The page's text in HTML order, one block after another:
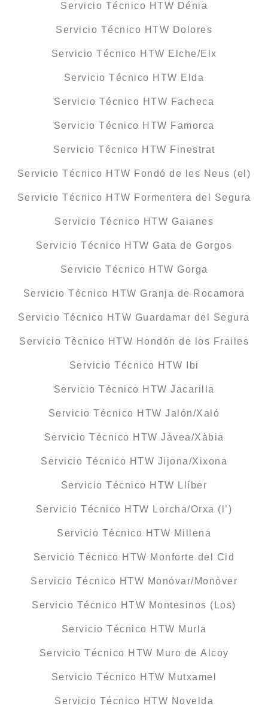
Servicio Técnico HTW Dénia
Servicio Técnico HTW Dolores
Servicio Técnico HTW Elche/Elx
Servicio Técnico HTW Elda
Servicio Técnico HTW Facheca
Servicio Técnico HTW Famorca
Servicio Técnico HTW Finestrat
Servicio Técnico HTW Fondó de les Neus (el)
Servicio Técnico HTW Formentera del Segura
Servicio Técnico HTW Gaianes
Servicio Técnico HTW Gata de Gorgos
Servicio Técnico HTW Gorga
Servicio Técnico HTW Granja de Rocamora
Servicio Técnico HTW Guardamar del Segura
Servicio Técnico HTW Hondón de los Frailes
Servicio Técnico HTW Ibi
Servicio Técnico HTW Jacarilla
Servicio Técnico HTW Jalón/Xaló
Servicio Técnico HTW Jávea/Xàbia
Servicio Técnico HTW Jijona/Xixona
Servicio Técnico HTW Llíber
Servicio Técnico HTW Lorcha/Orxa (l’)
Servicio Técnico HTW Millena
Servicio Técnico HTW Monforte del Cid
Servicio Técnico HTW Monóvar/Monòver
Servicio Técnico HTW Montesinos (Los)
Servicio Técnico HTW Murla
Servicio Técnico HTW Muro de Alcoy
Servicio Técnico HTW Mutxamel
Servicio Técnico HTW Novelda